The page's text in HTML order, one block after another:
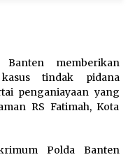
ke-81
di Ternate
Sports Summit
Siap Hadirkan
Banten memberikan
tindak pidana
penganiayaan yang
RS Fatimah, Kota
Polda Banten